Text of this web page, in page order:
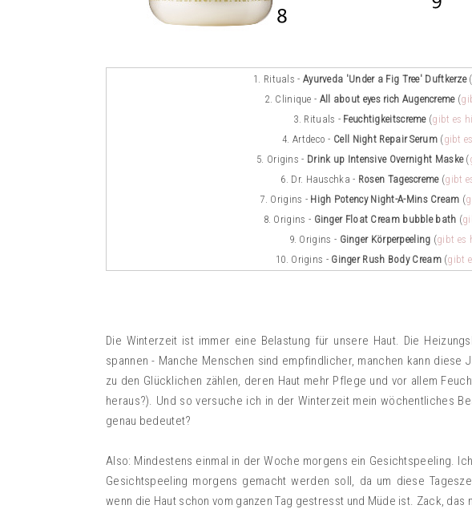
1. Rituals - Ayurveda 'Under a Fig Tree' Duftkerze(
2. Clinique - All about eyes rich Augencreme(
3. Rituals - Feuchtigkeitscreme(gibt es
4. Artdeco - Cell Night Repair Serum(gibt
5. Origins - Drink up Intensive Overnight Maske(
6. Dr. Hauschka - Rosen Tagescreme(gibt
7. Origins - High Potency Night-A-Mins Cream (
8. Origins - Ginger Float Cream bubble bath (
9. Origins - Ginger Körperpeeling (gibt es
10. Origins - Ginger Rush Body Cream (gibt
Die Winterzeit ist immer eine Belastung für unsere Haut. Die
spannen - Manche Menschen sind empfindlicher, manchen kann diese
zu den Glücklichen zählen, deren Haut mehr Pflege und vor allem
heraus?). Und so versuche ich in der Winterzeit mein wöchentliches
genau bedeutet?
Also: Mindestens einmal in der Woche morgens ein Gesichtspeeling.
Gesichtspeeling morgens gemacht werden soll, da um diese
wenn die Haut schon vom ganzen Tag gestresst und Müde ist. Zack, das